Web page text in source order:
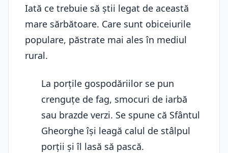
Iată ce trebuie să știi legat de această
mare sărbătoare. Care sunt obiceiurile
populare, păstrate mai ales în mediul
rural.
La porțile gospodăriilor se pun
crenguțe de fag, smocuri de iarbă
sau brazde verzi. Se spune că Sfântul
Gheorghe își leagă calul de stâlpul
porții și îl lasă să pască.